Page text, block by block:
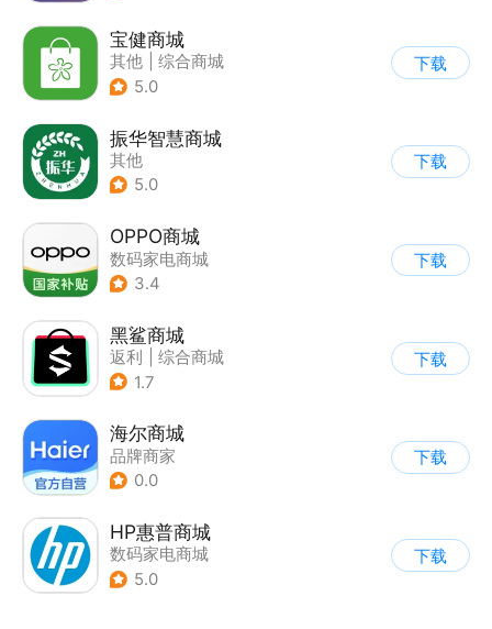
宝健商城
其他
综合商城
5.0
下载
振华智慧商城
其他
5.0
下载
OPPO商城
数码家电商城
3.4
下载
黑鲨商城
返利
综合商城
1.7
下载
海尔商城
品牌商家
0.0
下载
HP惠普商城
数码家电商城
5.0
下载